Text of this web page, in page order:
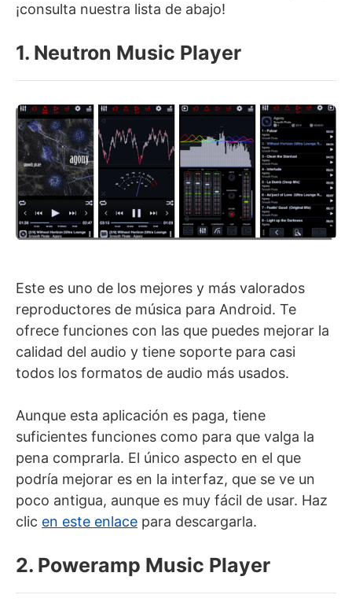
¡consulta nuestra lista de abajo!
1. Neutron Music Player
Este es uno de los mejores y más valorados
reproductores de música para Android. Te
ofrece funciones con las que puedes mejorar la
calidad del audio y tiene soporte para casi
todos los formatos de audio más usados.
Aunque esta aplicación es paga, tiene
suficientes funciones como para que valga la
pena comprarla. El único aspecto en el que
podría mejorar es en la interfaz, que se ve un
poco antigua, aunque es muy fácil de usar. Haz
clic en este enlace para descargarla.
2. Poweramp Music Player